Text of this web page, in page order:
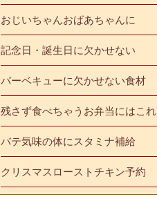
おじいちゃんおばあちゃんに
記念日・誕生日に欠かせない
バーベキューに欠かせない食材
残さず食べちゃうお弁当にはこれ
バテ気味の体にスタミナ補給
クリスマスローストチキン予約